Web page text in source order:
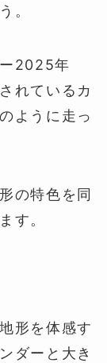
。
2025年
れているカ
ように走っ
の特色を同
す。
形を体感す
ダーと大き